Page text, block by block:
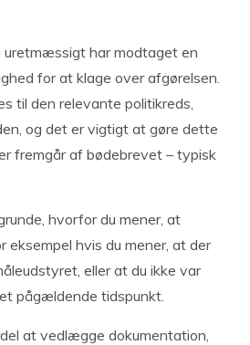
uretmæssigt har modtaget en
for at klage over afgørelsen.
til den relevante politikreds,
og det er vigtigt at gøre dette
fremgår af bødebrevet – typisk
hvorfor du mener, at
eksempel hvis du mener, at der
eller at du ikke var
pågældende tidspunkt.
at vedlægge dokumentation,